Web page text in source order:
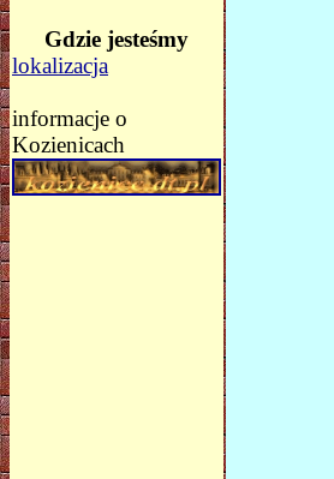
Gdzie jesteśmy
lokalizacja
informacje o
Kozienicach